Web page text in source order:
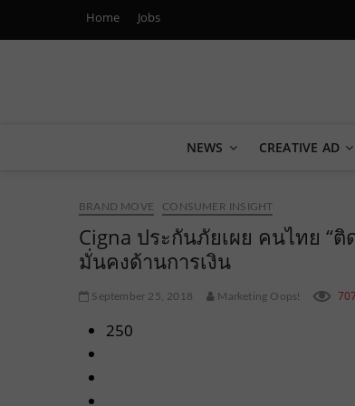
Home Jobs
Marketing Oops!
NEWS CREATIVE AD
BRAND MOVE CONSUMER INSIGHT
Cigna ประกันภัยเผย คนไทย “
มั่นคงด้านการเงิน
September 25, 2018 Marketing Oops! 707
250